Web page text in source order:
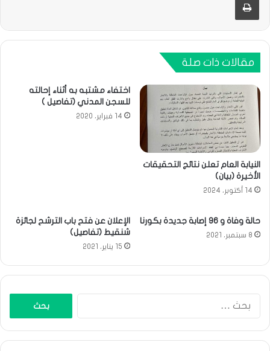
مقالات ذات صلة
النيابة العام تعلن نتائج التحقيقات
الأخيرة (بيان)
14 أكتوبر، 2024
اختفاء مشتبه به أثناء إحالته
للسجن المدني (تفاصيل )
14 فبراير، 2020
حالة وفاة و 96 إصابة جديدة بكورنا
8 سبتمبر، 2021
الإعلان عن فتح باب الترشح لجائزة
شنقيط (تفاصيل)
15 يناير، 2021